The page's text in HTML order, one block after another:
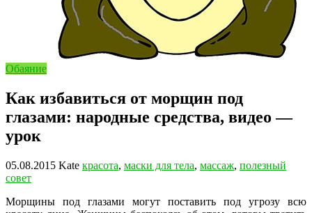
Обаяние
Как избавиться от морщин под
глазами: народные средства, видео —
урок
05.08.2015 Kate красота, маски для тела, массаж, полезный
совет
Морщины под глазами могут поставить под угрозу всю